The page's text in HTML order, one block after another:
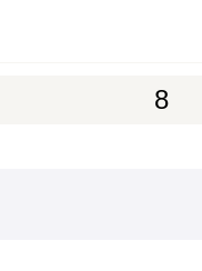
8